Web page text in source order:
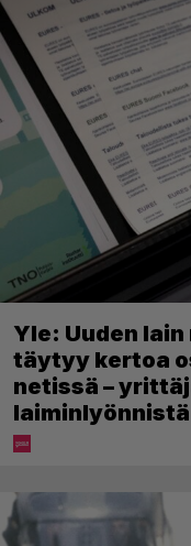
Yle: Uuden
täytyy kertoa
netissä –
laiminlyönnistä